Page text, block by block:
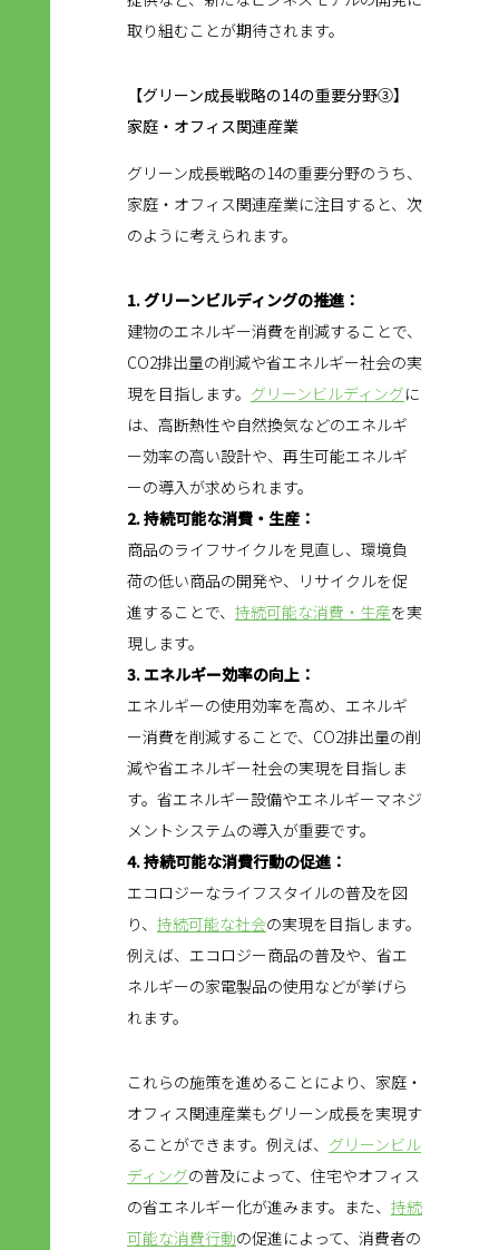
取り組むことが期待されます。
【グリーン成長戦略の14の重要分野③】
家庭・オフィス関連産業
グリーン成長戦略の14の重要分野のうち、
家庭・オフィス関連産業に注目すると、次
のように考えられます。
1. グリーンビルディングの推進：
建物のエネルギー消費を削減することで、
CO2排出量の削減や省エネルギー社会の実
現を目指します。 グリーンビルディングに
は、高断熱性や自然換気などのエネルギ
ー効率の高い設計や、再生可能エネルギ
ーの導入が求められます。
2. 持続可能な消費・生産：
商品のライフサイクルを見直し、環境負
荷の低い商品の開発や、リサイクルを促
進することで、 持続可能な消費・生産を実
現します。
3. エネルギー効率の向上：
エネルギーの使用効率を高め、エネルギ
ー消費を削減することで、CO2排出量の削
減や省エネルギー社会の実現を目指しま
す。省エネルギー設備やエネルギーマネジ
メントシステムの導入が重要です。
4. 持続可能な消費行動の促進：
エコロジーなライフスタイルの普及を図
り、 持続可能な社会の実現を目指します。
例えば、エコロジー商品の普及や、省エ
ネルギーの家電製品の使用などが挙げら
れます。
これらの施策を進めることにより、家庭・
オフィス関連産業もグリーン成長を実現す
ることができます。例えば、 グリーンビル
ディングの普及によって、住宅やオフィス
の省エネルギー化が進みます。また、 持続
可能な消費行動の促進によって、消費者の